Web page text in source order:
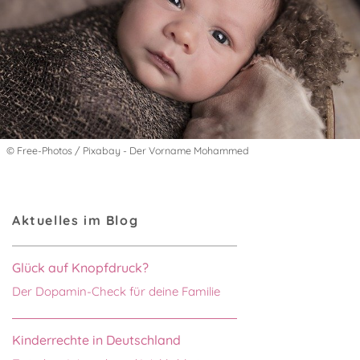
© Free-Photos / Pixabay - Der Vorname Mohammed
Aktuelles im Blog
Glück auf Knopfdruck?
Der Dopamin-Check für deine Familie
Kinderrechte in Deutschland